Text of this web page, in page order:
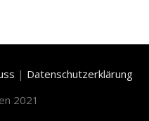
| Datenschutzerklärung
2021